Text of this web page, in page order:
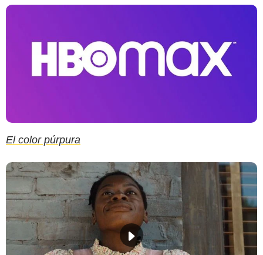
El color púrpura